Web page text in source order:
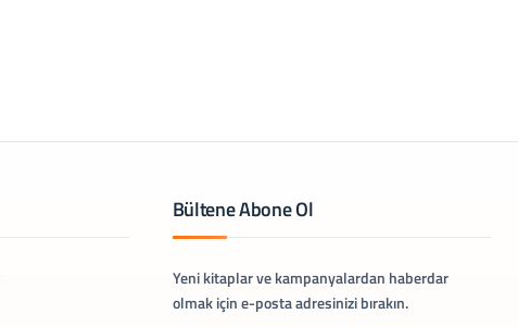
Bültene Abone Ol
Yeni kitaplar ve kampanyalardan haberdar
olmak için e-posta adresinizi bırakın.